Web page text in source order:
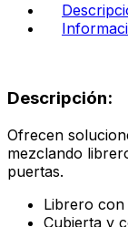
Descripción:
Ofrecen
mezclando
puertas.
Librero
Cubierta y